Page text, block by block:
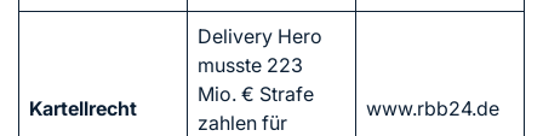
Kartellrecht
Delivery Hero
musste 223
Mio. € Strafe
zahlen für
www.rbb24.de